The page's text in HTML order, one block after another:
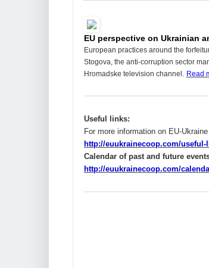
EU perspective on Ukrainian
European practices around the
Stogova, the anti-corruption sector
Hromadske television channel.
Read
Useful links:
For more information on EU-
http://euukrainecoop.com/useful-
Calendar of past and future
http://euukrainecoop.com/